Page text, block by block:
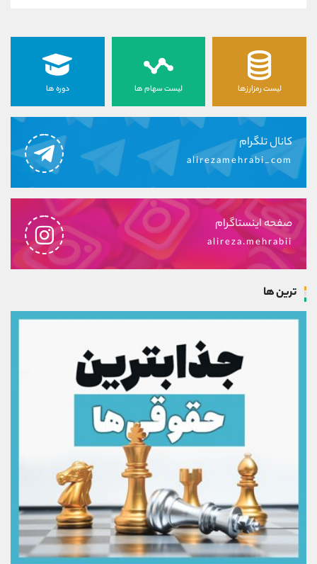
لیست رمزارزها لیست سهام ها دوره ها
کانال تلگرام
alirezamehrabi_com
صفحه اینستاگرام
alireza.mehrabii
ترین ها